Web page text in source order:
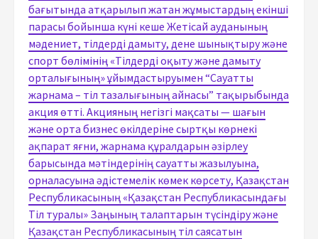
бағытында атқарылып жатан жұмыстардың екінші
парасы бойынша күні кеше Жетісай ауданының
мәдениет, тілдерді дамыту, дене шынықтыру және
спорт бөлімінің «Тілдерді оқыту және дамыту
орталығының» ұйымдастыруымен “Сауатты
жарнама – тіл тазалығының айнасы” тақырыбында
акция өтті. Акцияның негізгі мақсаты — шағын
және орта бизнес өкілдеріне сыртқы көрнекі
ақпарат яғни, жарнама құралдарын әзірлеу
барысында мәтіндерінің сауатты жазылуына,
орналасуына әдістемелік көмек көрсету, Қазақстан
Республикасының «Қазақстан Республикасындағы
Тіл туралы» Заңының талаптарын түсіндіру және
Қазақстан Республикасының тіл саясатын